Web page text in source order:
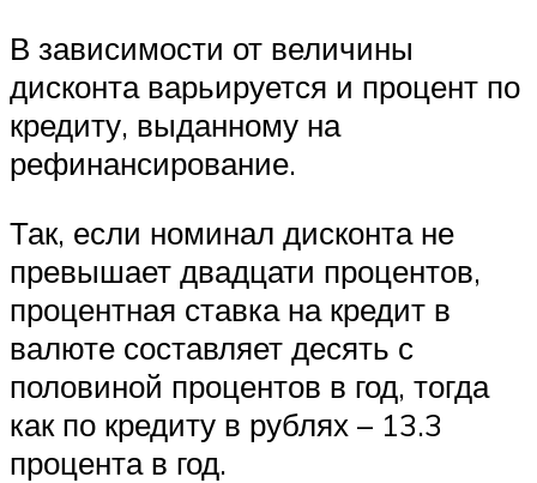
В зависимости от величины
дисконта варьируется и процент по
кредиту, выданному на
рефинансирование.
Так, если номинал дисконта не
превышает двадцати процентов,
процентная ставка на кредит в
валюте составляет десять с
половиной процентов в год, тогда
как по кредиту в рублях – 13.3
процента в год.